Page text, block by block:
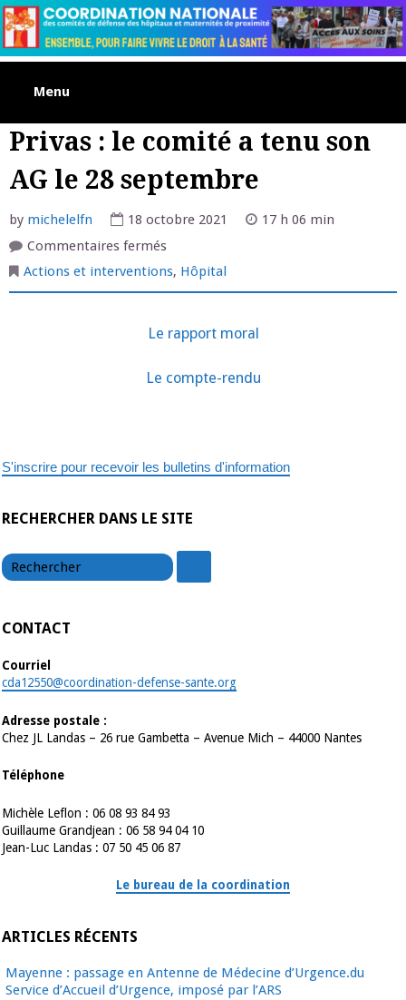
Skip
to
content
Menu
Privas : le comité a tenu son
AG le 28 septembre
by michelelfn 18 octobre 2021
17 h 06 min
Commentaires ferméssur
:
le
comité
son
AG
28
septembre
Actions et interventions, Hôpital
Le rapport moral
Le compte-rendu
S'inscrire pour recevoir les bulletins d'information
RECHERCHER DANS LE SITE
CONTACT
Courriel
cda12550@coordination-defense-sante.org
Adresse postale :
Chez JL Landas – 26 rue Gambetta – Avenue Mich – 44000 Nantes
Téléphone
Michèle Leflon : 06 08 93 84 93
Guillaume Grandjean : 06 58 94 04 10
Jean-Luc Landas : 07 50 45 06 87
Le bureau de la coordination
ARTICLES RÉCENTS
Mayenne : passage en Antenne de Médecine d’Urgence.du
Service d’Accueil d’Urgence, imposé par l’ARS